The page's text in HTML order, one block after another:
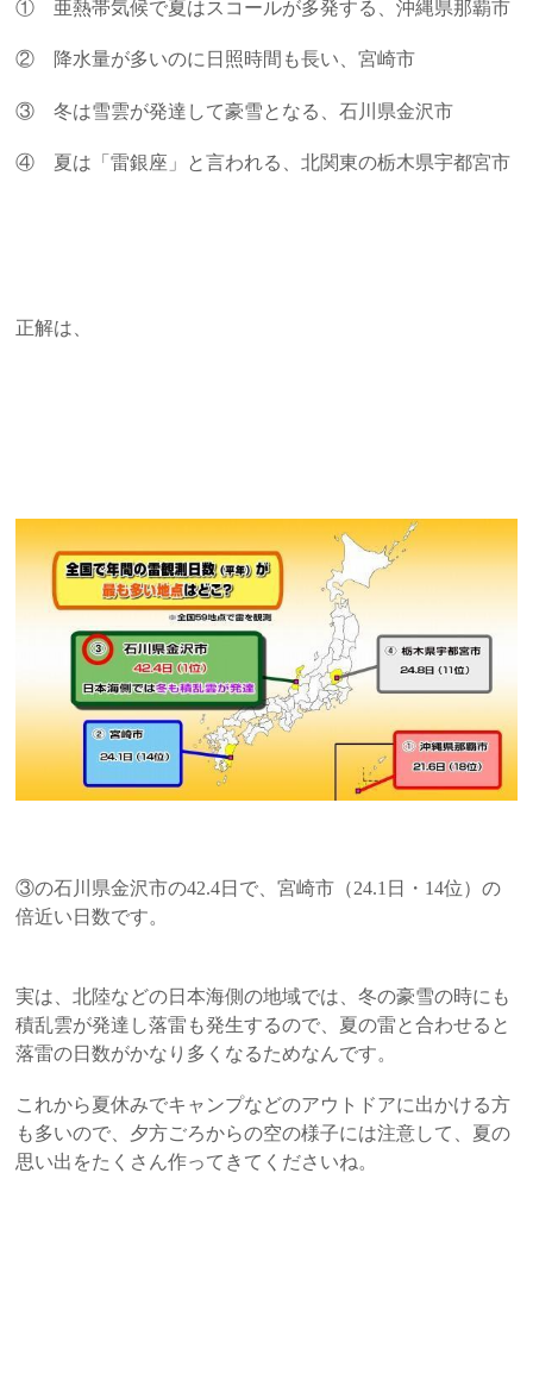
① 亜熱帯気候で夏はスコールが多発する、沖縄県那覇市
② 降水量が多いのに日照時間も長い、宮崎市
③ 冬は雪雲が発達して豪雪となる、石川県金沢市
④ 夏は「雷銀座」と言われる、北関東の栃木県宇都宮市
正解は、
③の石川県金沢市の42.4日で、宮崎市（24.1 日・ 14位）の
倍近い日数です。
実は、北陸などの日本海側の地域では、冬の豪雪の時にも
積乱雲が発達し落雷も発生するので、夏の雷と合わせると
落雷の日数がかなり多くなるためなんです。
これから夏休みでキャンプなどのアウトドアに出かける方
も多いので、夕方ごろからの空の様子には注意して、夏の
思い出をたくさん作ってきてくださいね。